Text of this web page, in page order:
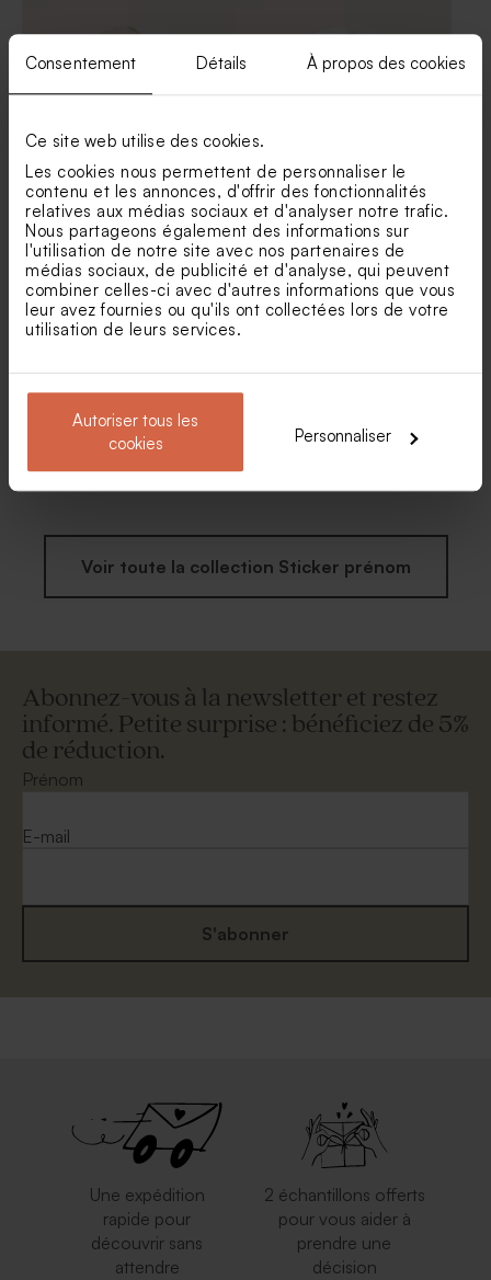
Consentement Détails À propos des cookies
Ce site web utilise des cookies.
Les cookies nous permettent de personnaliser le
contenu et les annonces, d'offrir des fonctionnalités
relatives aux médias sociaux et d'analyser notre trafic.
Nous partageons également des informations sur
l'utilisation de notre site avec nos partenaires de
médias sociaux, de publicité et d'analyse, qui peuvent
combiner celles-ci avec d'autres informations que vous
leur avez fournies ou qu'ils ont collectées lors de votre
utilisation de leurs services.
Autoriser tous les
cookies
Personnaliser
Bougie fête arc-en-ciel verteTubes de paillette de savon -
Cadeau invité fête
Sticker fête dinosaures Autocollant fête licorne
Voir toute la collection Sticker prénom
Abonnez-vous à la newsletter et restez
informé. Petite surprise : bénéficiez de 5%
de réduction.
Prénom
E-mail
S'abonner
Une expédition
rapide pour
découvrir sans
attendre
2 échantillons offerts
pour vous aider à
prendre une
décision